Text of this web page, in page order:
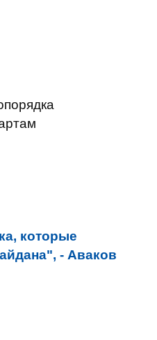
которые
- Аваков